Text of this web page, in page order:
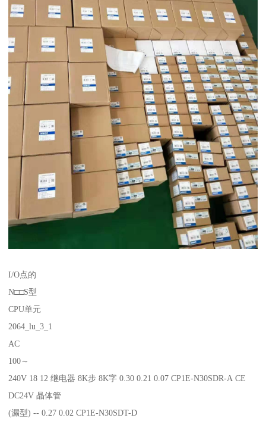
I/O点的
N□□S型
CPU单元
2064_lu_3_1
AC
100～
240V 18 12 继电器 8K步 8K字 0.30 0.21 0.07 CP1E-N30SDR-A CE
DC24V 晶体管
(漏型) -- 0.27 0.02 CP1E-N30SDT-D